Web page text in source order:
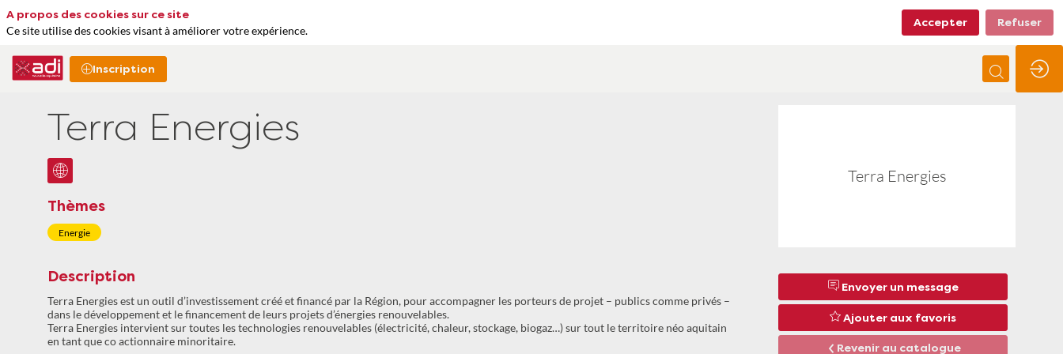
Inscription
Terra Energies
Terra Energies
Thèmes
Energie
Envoyer un message
Ajouter aux favoris
Revenir au catalogue
Description
Terra Energies est un outil d’investissement créé et financé par la Région, pour accompagner les porteurs de projet – publics comme privés –
dans le développement et le financement de leurs projets d’énergies renouvelables.
Terra Energies intervient sur toutes les technologies renouvelables (électricité, chaleur, stockage, biogaz…) sur tout le territoire néo aquitain
A propos des cookies sur ce site
Ce site utilise des cookies visant à améliorer votre expérience.
Accepter Refuser